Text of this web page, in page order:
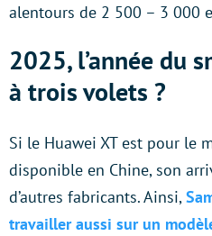
alentours de 2 500 – 3 000
2025, l’année du
à trois volets ?
Si le Huawei XT est pour le
disponible en Chine, son
d’autres fabricants. Ainsi,
travailler aussi sur un